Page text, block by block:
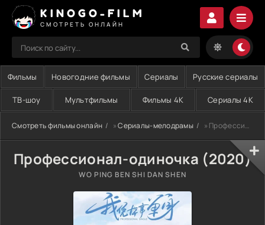
KINOGO-FILM
СМОТРЕТЬ ОНЛАЙН
Фильмы Новогодние фильмы Сериалы Русские сериалы
ТВ-шоу Мультфильмы Фильмы 4K Сериалы 4K
Смотреть фильмы онлайн »Сериалы-мелодрамы » Профессионал-одиночка (2020)
Профессионал-одиночка (2020)
WO PING BEN SHI DAN SHEN